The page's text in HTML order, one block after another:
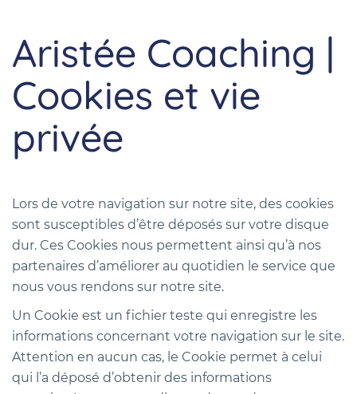
Aristée Coaching |
Cookies et vie
privée
Lors de votre navigation sur notre site, des cookies
sont susceptibles d’être déposés sur votre disque
dur. Ces Cookies nous permettent ainsi qu’à nos
partenaires d’améliorer au quotidien le service que
nous vous rendons sur notre site.
Un Cookie est un fichier teste qui enregistre les
informations concernant votre navigation sur le site.
Attention en aucun cas, le Cookie permet à celui
qui l’a déposé d’obtenir des informations